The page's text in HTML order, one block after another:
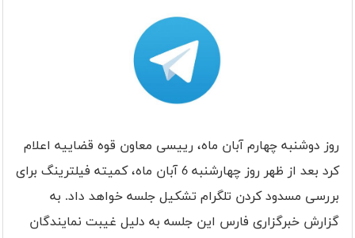
روز دوشنبه چهارم آبان ماه، رییسی معاون قوه قضاییه اعلام
کرد بعد از ظهر روز چهارشنبه 6 آبان ماه، کمیته فیلترینگ برای
بررسی مسدود کردن تلگرام تشکیل جلسه خواهد داد. به
گزارش خبرگزاری فارس این جلسه به دلیل غیبت نمایندگان